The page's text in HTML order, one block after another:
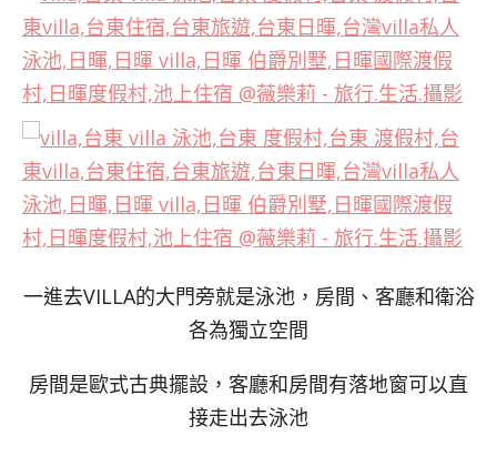
一進去VILLA的大門旁就是泳池，房間、客廳和衛浴
各為獨立空間
房間是歐式古典擺設，客廳和房間有落地窗可以直
接走出去泳池